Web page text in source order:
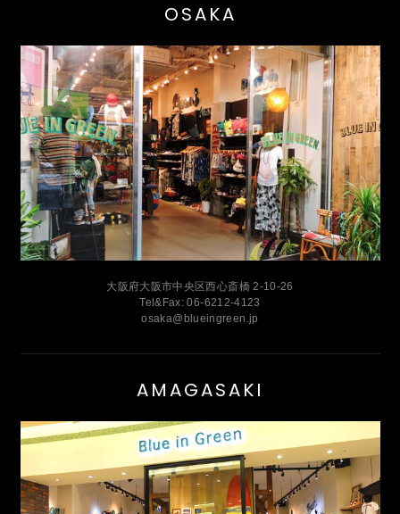
OSAKA
大阪府大阪市中央区西心斎橋 2-10-26
Tel&Fax: 06-6212-4123
osaka@blueingreen.jp
AMAGASAKI